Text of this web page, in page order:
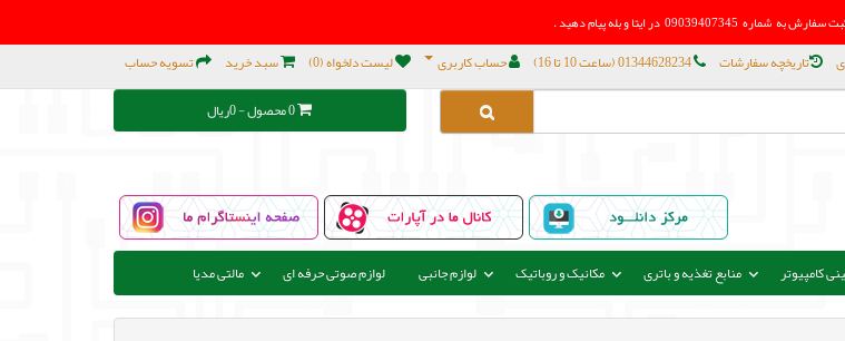
سفارش به شماره 09039407345 در ایتا و بله پیام دهید .
تاریخچه سفارشات 01344628234 (ساعت 10 تا 16) حساب کاربری لیست دلخواه (0) سبد خرید
تسویه حساب
0 محصول - 0ریال
کامپیوتر منابع تغذیه و باتری مکانیک و روباتیک لوازم جانبی لوازم صوتی حرفه ای مالتی مدیا